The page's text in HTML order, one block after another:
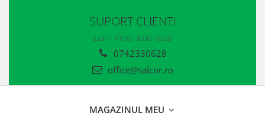
SUPORT CLIENTI
Luni - Vineri 8:00-16:00
0742330628
office@salcor.ro
MAGAZINUL MEU